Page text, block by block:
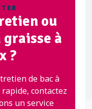
ou
graisse à
?
de bac à
contactez
un service